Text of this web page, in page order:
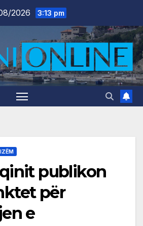
2026 3:13 pm
publikon
për
e